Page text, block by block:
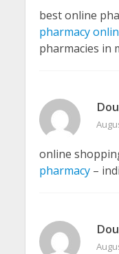
best online
pharmacy
pharmacies in
online
pharmacy–